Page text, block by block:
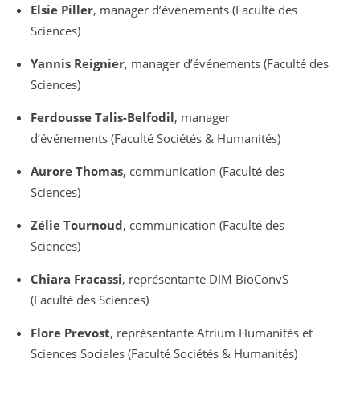
Elsie Piller, manager d’événements (Faculté des
Sciences)
Yannis Reignier, manager d’événements (Faculté des
Sciences)
Ferdousse Talis-Belfodil, manager
d’événements (Faculté Sociétés & Humanités)
Aurore Thomas, communication (Faculté des
Sciences)
Zélie Tournoud, communication (Faculté des
Sciences)
Chiara Fracassi, représentante DIM BioConvS
(Faculté des Sciences)
Flore Prevost, représentante Atrium Humanités et
Sciences Sociales (Faculté Sociétés & Humanités)